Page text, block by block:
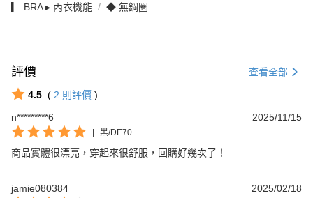
▎ BRA ▸ 內衣機能 ◆ 無鋼圈
評價 查看全部
4.5 ( 2 則評價 )
n*********6
2025/11/15
黑/DE70
商品實體很漂亮，穿起來很舒服，回購好幾次了！
jamie080384 2025/02/18